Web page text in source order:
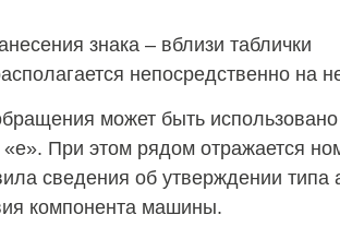
знака – вблизи таблички
непосредственно на
может быть использовано
При этом рядом отражается
сведения об утверждении типа
компонента машины.